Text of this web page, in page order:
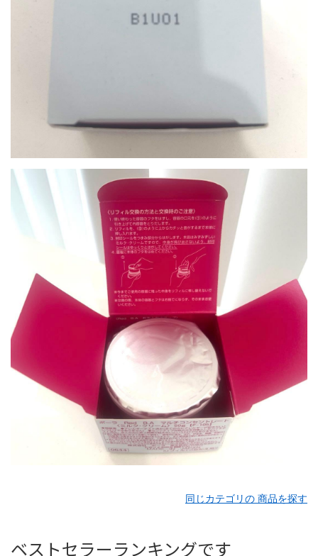
同じカテゴリの 商品を探す
ベストセラーランキングです